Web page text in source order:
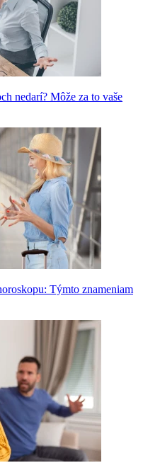
nedarí? Môže za to vaše
Týmto znameniam